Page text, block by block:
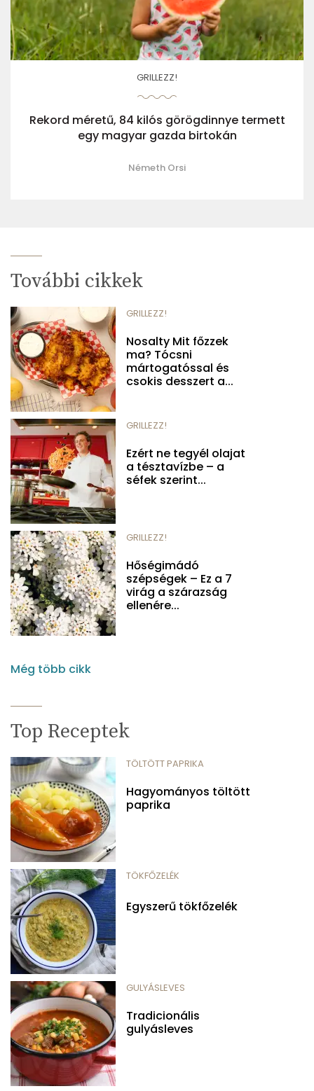
GRILLEZZ!
Rekord méretű, 84 kilós görögdinnye termett
egy magyar gazda birtokán
Németh Orsi
További cikkek
GRILLEZZ!
Nosalty Mit főzzek
ma? Tócsni
mártogatóssal és
csokis desszert a...
GRILLEZZ!
Ezért ne tegyél olajat
a tésztavízbe – a
séfek szerint...
GRILLEZZ!
Hőségimádó
szépségek – Ez a 7
virág a szárazság
ellenére...
Még több cikk
Top Receptek
TÖLTÖTT PAPRIKA
Hagyományos töltött
paprika
TÖKFŐZELÉK
Egyszerű tökfőzelék
GULYÁSLEVES
Tradicionális
gulyásleves